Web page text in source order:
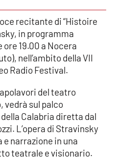
recitante di “Histoire
in programma
ore 19.00 a Nocera
nell’ambito della VII
Radio Festival.
del teatro
vedrà sul palco
Calabria diretta dal
L’opera di Stravinsky
narrazione in una
teatrale e visionario.